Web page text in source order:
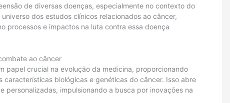
de diversas doenças, especialmente no contexto do
dos estudos clínicos relacionados ao câncer,
processos e impactos na luta contra essa doença
ao câncer
papel crucial na evolução da medicina, proporcionando
características biológicas e genéticas do câncer. Isso abre
personalizadas, impulsionando a busca por inovações na